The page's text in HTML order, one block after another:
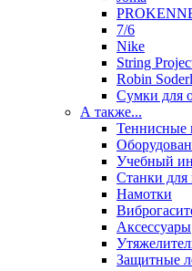
7/6
Nike
String
Robin
Сумки для
А также...
Теннисные
Учебный
Станки для
Намотки
Аксессуары
Защитные